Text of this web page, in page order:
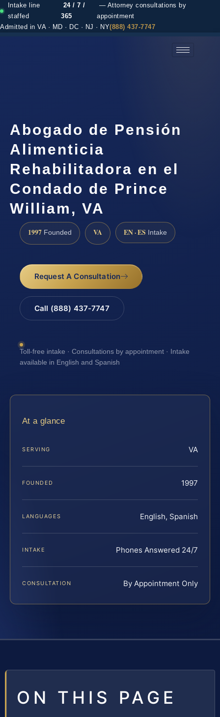
Intake line
staffed
24 / 7 /
365
— Attorney consultations by
appointment
Admitted in VA · MD · DC · NJ · NY(888) 437-7747
Abogado de Pensión
Alimenticia
Rehabilitadora en el
Condado de Prince
William, VA
1997 Founded VA EN · ES Intake
Request A Consultation
Call (888) 437-7747
Toll-free intake · Consultations by appointment · Intake
available in English and Spanish
At a glance
SERVING VA
FOUNDED 1997
LANGUAGES English, Spanish
INTAKE Phones Answered 24/7
CONSULTATION By Appointment Only
ON THIS PAGE